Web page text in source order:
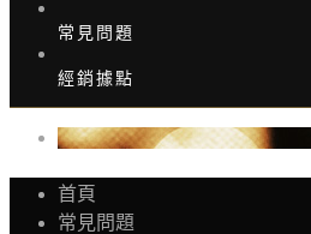
常見問題
經銷據點
首頁
常見問題